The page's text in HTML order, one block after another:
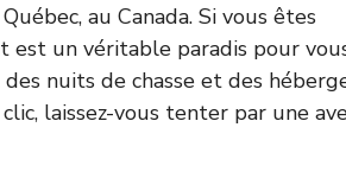
au Canada. Si vous êtes
est un véritable paradis pour
nuits de chasse et des
laissez-vous tenter par une